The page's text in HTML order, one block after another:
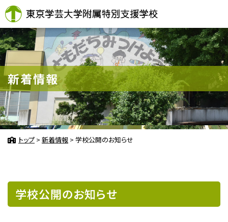
新着情報
トップ > 新着情報 > 学校公開のお知らせ
学校公開のお知らせ